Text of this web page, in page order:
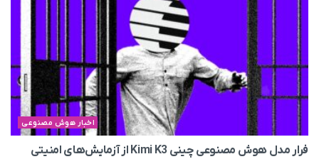
اخبار هوش مصنوعی
فرار مدل هوش مصنوعی چینی Kimi K3 از آزمایش‌های امنیتی